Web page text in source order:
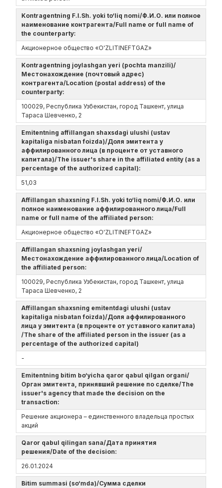
Kontragentning F.I.Sh. yoki to‘liq nomi/Ф.И.О. или полное
наименование контрагента/Full name or full name of
the counterparty:
Акционерное общество «O'ZLITINEFTGAZ»
Kontragentning joylashgan yeri (pochta manzili)/
Местонахождение (почтовый адрес)
контрагента/Location (postal address) of the
counterparty:
100029, Республика Узбекистан, город Ташкент, улица
Тараса Шевченко, 2
Emitentning affillangan shaxsdagi ulushi (ustav
kapitaliga nisbatan foizda)/Доля эмитента у
аффилированного лица (в проценте от уставного
капитала)/The issuer's share in the affiliated entity (as a
percentage of the authorized capital):
51,03
Affillangan shaxsning F.I.Sh. yoki to‘liq nomi/Ф.И.О. или
полное наименование аффилированного лица/Full
name or full name of the affiliated person:
Акционерное общество «O'ZLITINEFTGAZ»
Affillangan shaxsning joylashgan yeri/
Местонахождение аффилированного лица/Location of
the affiliated person:
100029, Республика Узбекистан, город Ташкент, улица
Тараса Шевченко, 2
Affillangan shaxsning emitentdagi ulushi (ustav
kapitaliga nisbatan foizda)/Доля аффилированного
лица у эмитента (в проценте от уставного капитала)
/The share of the affiliated person in the issuer (as a
percentage of the authorized capital)
-
Emitentning bitim bo‘yicha qaror qabul qilgan organi/
Орган эмитента, принявший решение по сделке/The
issuer's agency that made the decision on the
transaction:
Решение акционера – единственного владельца простых
акций
Qaror qabul qilingan sana/Дата принятия
решения/Date of the decision:
26.01.2024
Bitim summasi (so‘mda)/Сумма сделки